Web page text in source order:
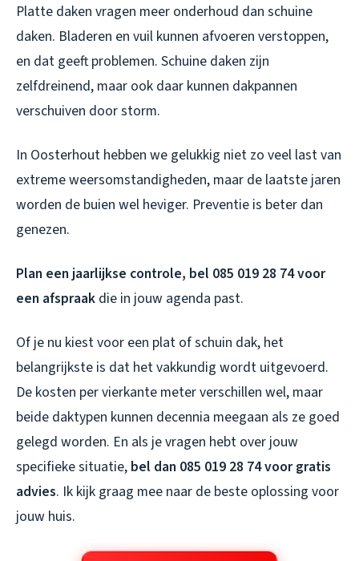
Platte daken vragen meer onderhoud dan schuine
daken. Bladeren en vuil kunnen afvoeren verstoppen,
en dat geeft problemen. Schuine daken zijn
zelfdreinend, maar ook daar kunnen dakpannen
verschuiven door storm.
In Oosterhout hebben we gelukkig niet zo veel last van
extreme weersomstandigheden, maar de laatste jaren
worden de buien wel heviger. Preventie is beter dan
genezen.
Plan een jaarlijkse controle, bel 085 019 28 74 voor
een afspraak die in jouw agenda past.
Of je nu kiest voor een plat of schuin dak, het
belangrijkste is dat het vakkundig wordt uitgevoerd.
De kosten per vierkante meter verschillen wel, maar
beide daktypen kunnen decennia meegaan als ze goed
gelegd worden. En als je vragen hebt over jouw
specifieke situatie, bel dan 085 019 28 74 voor gratis
advies. Ik kijk graag mee naar de beste oplossing voor
jouw huis.